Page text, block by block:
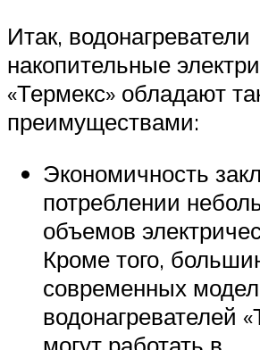
Итак, водонагреватели
накопительные
«Термекс» обладают
преимуществами:
Экономичность
потреблении
объемов
Кроме того,
современных
водонагревателей